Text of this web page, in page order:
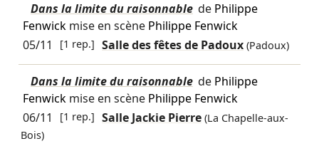
Dans la limite du raisonnable de Philippe
Fenwickmise en scène Philippe Fenwick
05/11
[1 rep.] Salle des fêtes de Padoux (Padoux)
Dans la limite du raisonnable de Philippe
Fenwickmise en scène Philippe Fenwick
06/11
[1 rep.] Salle Jackie Pierre (La Chapelle-aux-
Bois)